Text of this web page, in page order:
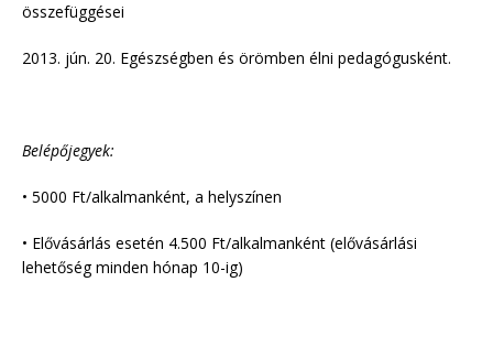
összefüggései
2013. jún. 20. Egészségben és örömben élni pedagógusként.
Belépőjegyek:
• 5000 Ft/alkalmanként, a helyszínen
• Elővásárlás esetén 4.500 Ft/alkalmanként (elővásárlási
lehetőség minden hónap 10-ig)